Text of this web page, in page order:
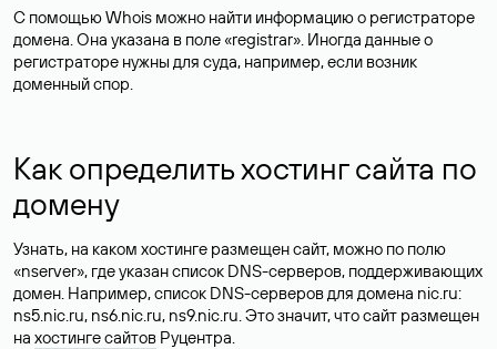
С помощью Whois можно найти информацию о регистраторе
домена. Она указана в поле «registrar». Иногда данные о
регистраторе нужны для суда, например, если возник
доменный спор.
Как определить хостинг сайта по
домену
Узнать, на каком хостинге размещен сайт, можно по полю
«nserver», где указан список DNS-серверов, поддерживающих
домен. Например, список DNS-серверов для домена nic.ru:
ns5.nic.ru, ns6.nic.ru, ns9.nic.ru. Это значит, что сайт размещен
на хостинге сайтов Руцентра.